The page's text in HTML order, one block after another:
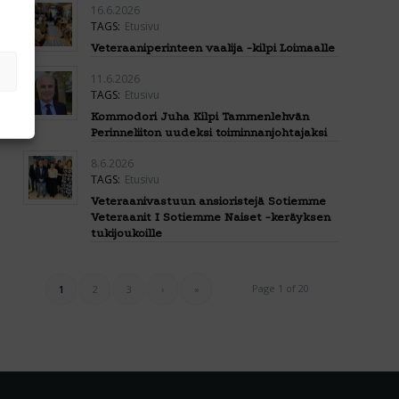
16.6.2026
TAGS: Etusivu
Veteraaniperinteen vaalija -kilpi Loimaalle
11.6.2026
TAGS: Etusivu
Kommodori Juha Kilpi Tammenlehvän
Perinneliiton uudeksi toiminnanjohtajaksi
8.6.2026
TAGS: Etusivu
Veteraanivastuun ansioristejä Sotiemme
Veteraanit I Sotiemme Naiset -keräyksen
tukijoukoille
Page 1 of 20
1 2 3 › »